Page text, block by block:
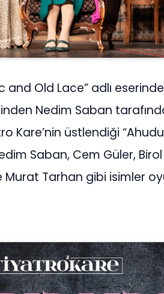
and Old Lace” adlı
Nedim Saban
Kare’nin üstlendiği
Saban, Cem Güler,
Murat Tarhan gibi isimler